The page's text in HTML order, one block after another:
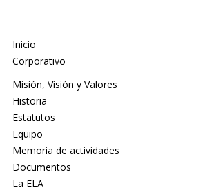
Inicio
Corporativo
Misión, Visión y Valores
Historia
Estatutos
Equipo
Memoria de actividades
Documentos
La ELA